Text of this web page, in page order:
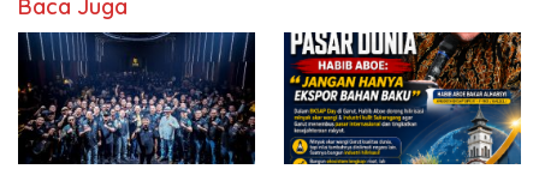
Baca Juga